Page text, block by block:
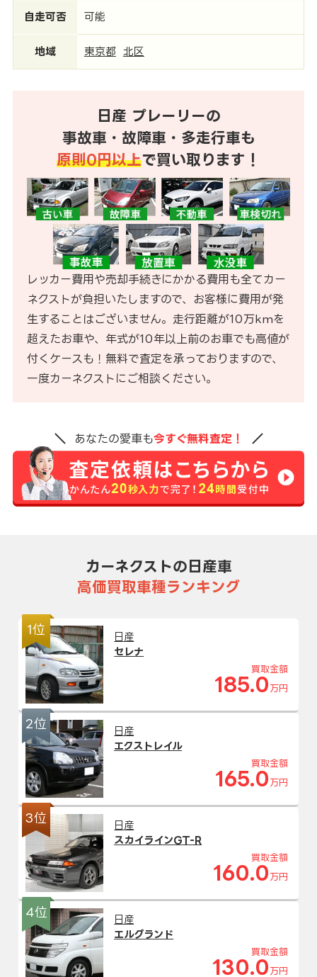
自走可否 可能
地域 東京都 北区
日産 プレーリーの
事故車・故障車・多走行車も
原則0円以上で買い取ります！
レッカー費用や売却手続きにかかる費用も全てカー
ネクストが負担いたしますので、お客様に費用が発
生することはございません。走行距離が10万kmを
超えたお車や、年式が10年以上前のお車でも高値が
付くケースも！無料で査定を承っておりますので、
一度カーネクストにご相談ください。
あなたの愛車も今すぐ無料査定！
カーネクストの日産車
高価買取車種ランキング
1位
日産
セレナ
買取金額
185.0 万円
2位
日産
エクストレイル
買取金額
165.0 万円
3位
日産
スカイラインGT-R
買取金額
160.0 万円
4位
日産
エルグランド
買取金額
130.0 万円